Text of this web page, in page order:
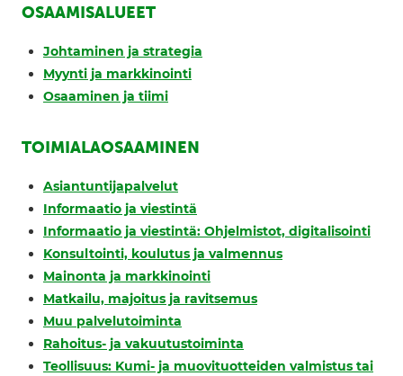
OSAAMISALUEET
Johtaminen ja strategia
Myynti ja markkinointi
Osaaminen ja tiimi
TOIMIALAOSAAMINEN
Asiantuntijapalvelut
Informaatio ja viestintä
Informaatio ja viestintä: Ohjelmistot, digitalisointi
Konsultointi, koulutus ja valmennus
Mainonta ja markkinointi
Matkailu, majoitus ja ravitsemus
Muu palvelutoiminta
Rahoitus- ja vakuutustoiminta
Teollisuus: Kumi- ja muovituotteiden valmistus tai